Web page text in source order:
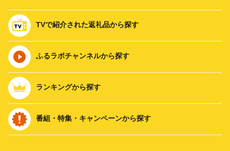
TVで紹介された返礼品から探す
ふるラボチャンネルから探す
ランキングから探す
番組・特集・キャンペーンから探す